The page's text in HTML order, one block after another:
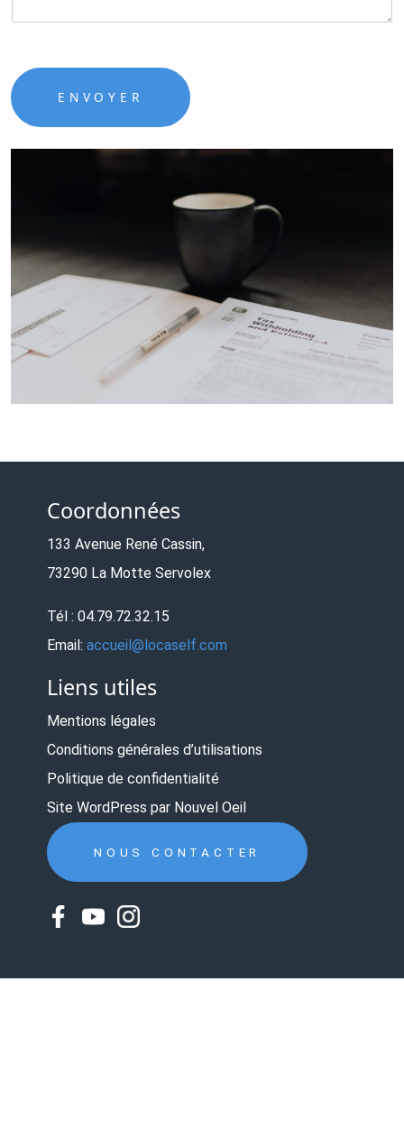
ENVOYER
Coordonnées
133 Avenue René Cassin,
73290 La Motte Servolex
Tél : 04.79.72.32.15
Email: accueil@locaself.com
Liens utiles
Mentions légales
Conditions générales d’utilisations
Politique de confidentialité
Site WordPress par Nouvel Oeil
NOUS CONTACTER